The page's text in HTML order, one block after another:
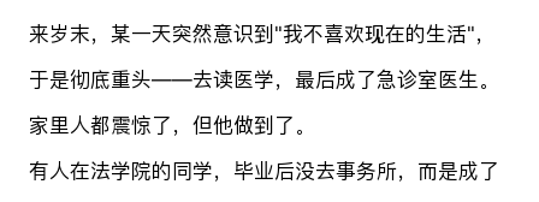
来岁末，某一天突然意识到"我不喜欢现在的生活"，
于是彻底重头——去读医学，最后成了急诊室医生。
家里人都震惊了，但他做到了。
有人在法学院的同学，毕业后没去事务所，而是成了